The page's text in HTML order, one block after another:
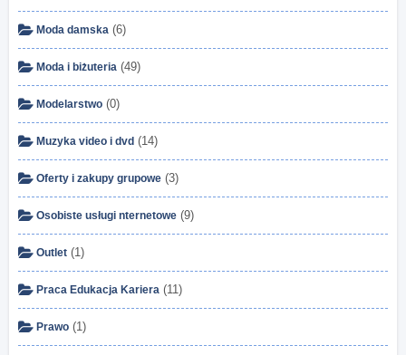
Moda damska (6)
Moda i biżuteria (49)
Modelarstwo (0)
Muzyka video i dvd (14)
Oferty i zakupy grupowe (3)
Osobiste usługi nternetowe (9)
Outlet (1)
Praca Edukacja Kariera (11)
Prawo (1)